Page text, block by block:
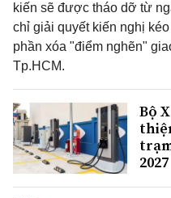
kiến sẽ được tháo dỡ từ
chỉ giải quyết kiến nghị
phần xóa "điểm nghẽn"
Tp.HCM.
Bộ
2027